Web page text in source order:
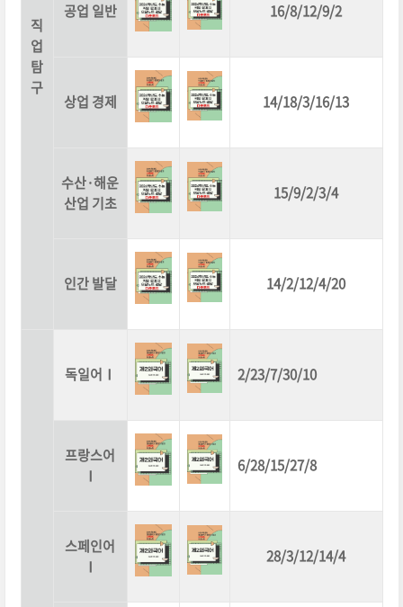
직
업
탐
구
공업 일반 16/8/12/9/2
상업 경제 14/18/3/16/13
수산·해운
산업 기초
15/9/2/3/4
인간 발달 14/2/12/4/20
독일어Ⅰ 2/23/7/30/10
프랑스어
Ⅰ
6/28/15/27/8
스페인어
Ⅰ
28/3/12/14/4